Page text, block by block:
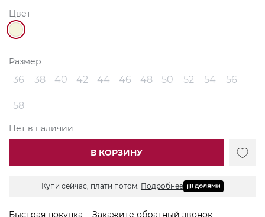
Цвет
Размер
36 38 40 42 44 46 48 50 52 54 56
58
Нет в наличии
В КОРЗИНУ
Купи сейчас, плати потом. Подробнее
Быстрая покупка Закажите обратный звонок